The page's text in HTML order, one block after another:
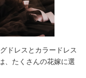
ドレスとカラードレス
、たくさんの花嫁に選